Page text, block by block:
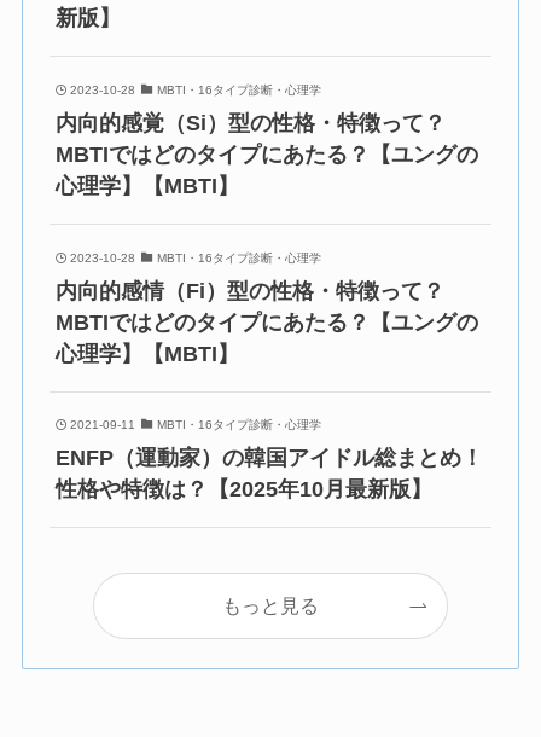
新版】
2023-10-28 MBTI・16タイプ診断・心理学
内向的感覚（Si）型の性格・特徴って？
MBTIではどのタイプにあたる？【ユングの
心理学】【MBTI】
2023-10-28 MBTI・16タイプ診断・心理学
内向的感情（Fi）型の性格・特徴って？
MBTIではどのタイプにあたる？【ユングの
心理学】【MBTI】
2021-09-11 MBTI・16タイプ診断・心理学
ENFP（運動家）の韓国アイドル総まとめ！
性格や特徴は？【2025年10月最新版】
もっと見る